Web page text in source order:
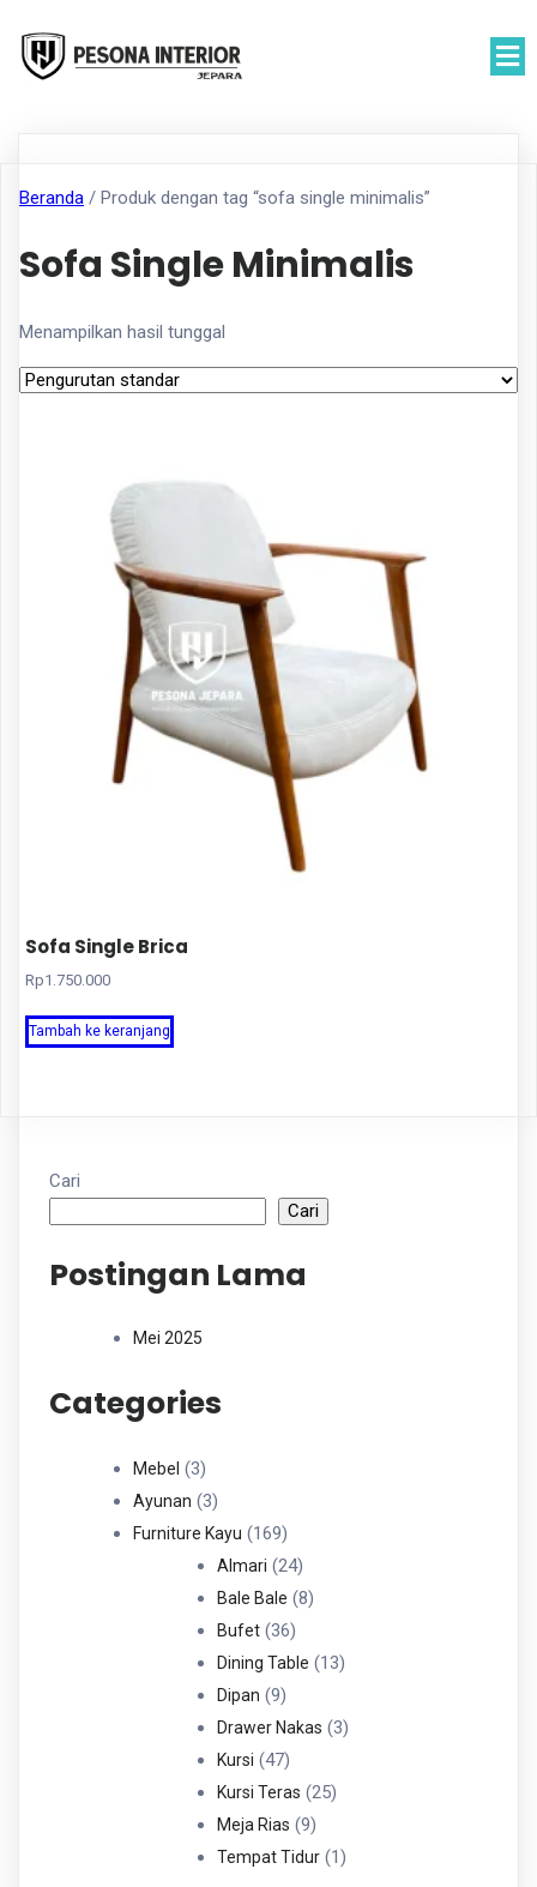
Beranda / Produk dengan tag “sofa single minimalis”
Sofa Single Minimalis
Menampilkan hasil tunggal
Sofa Single Brica
Rp1.750.000
Tambah ke keranjang
Cari
Cari
Postingan Lama
Mei 2025
Categories
Mebel 33
Produk
Ayunan 33
Produk
Furniture Kayu 169169
Produk
Almari 2424
Produk
Bale Bale 88
Bufet 3636
Produk
Dining Table 1313
Dipan 99
Produk
Drawer Nakas 33
Kursi 4747
Produk
Kursi Teras 2525
Meja Rias 99
Produk
Tempat Tidur 11